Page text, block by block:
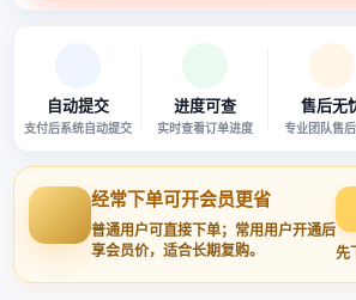
自动提交
支付后系统自动提交
进度可查
实时查看订单进度
售后无
专业团队售
经常下单可开会员更省
普通用户可直接下单；常用用户开通后
享会员价，适合长期复购。
先